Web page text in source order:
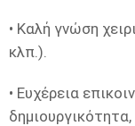
• Καλή γνώση
κλπ.).
• Ευχέρεια